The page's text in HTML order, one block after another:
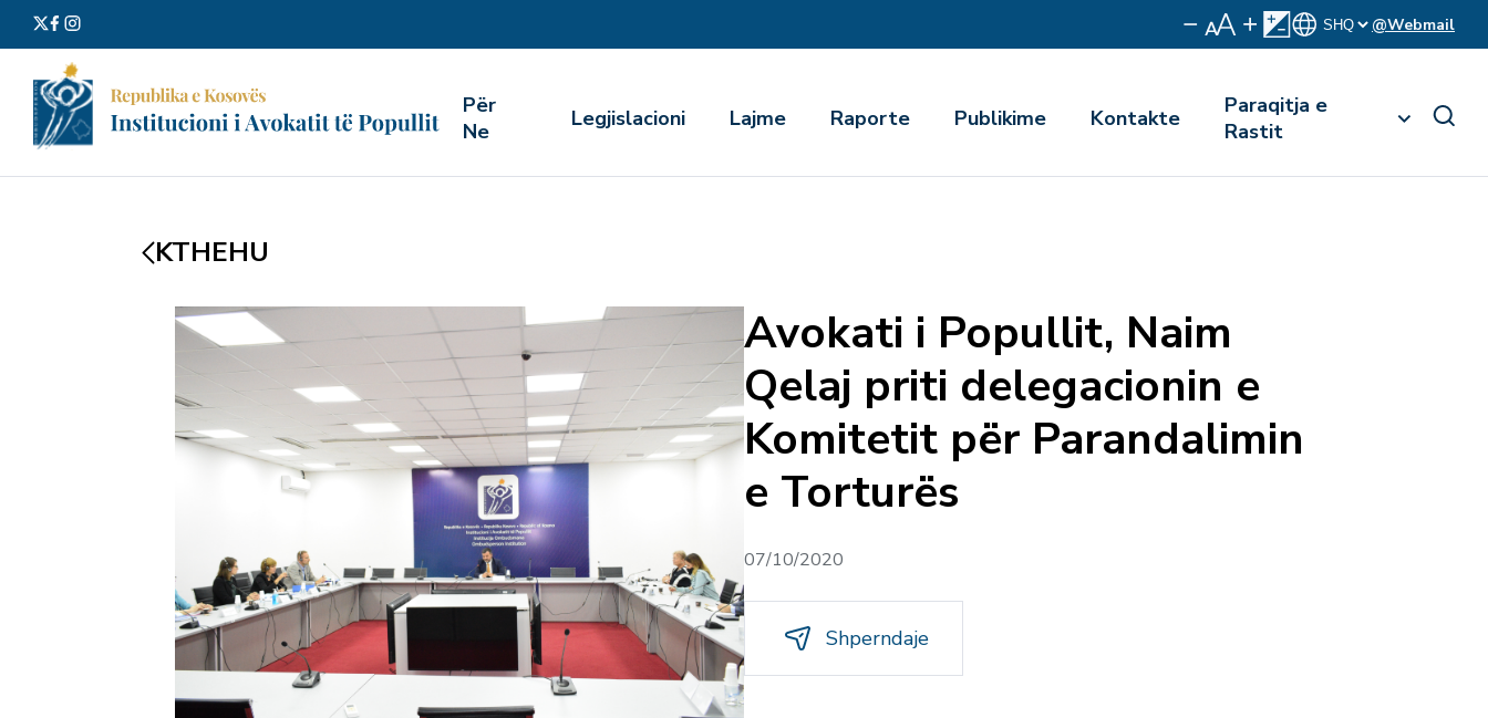
@Webmail
Për
Ne
Legjislacioni Lajme Raporte Publikime Kontakte
Paraqitja e
Rastit
KTHEHU
Avokati i Popullit, Naim
Qelaj priti delegacionin e
Komitetit për Parandalimin
e Torturës
07/10/2020
Shperndaje